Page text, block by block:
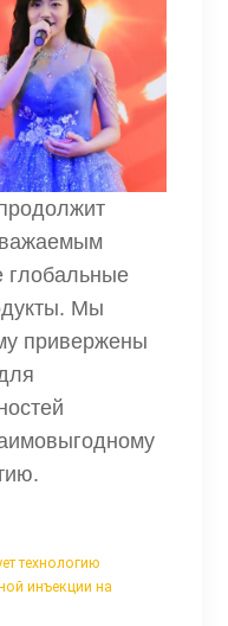
глобальные
Мы
привержены
технологию
инъекции на